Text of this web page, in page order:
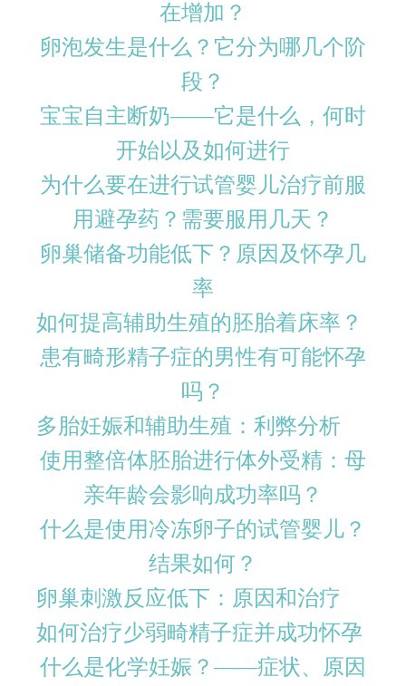
在增加？
卵泡发生是什么？它分为哪几个阶
段？
宝宝自主断奶——它是什么，何时
开始以及如何进行
为什么要在进行试管婴儿治疗前服
用避孕药？需要服用几天？
卵巢储备功能低下？原因及怀孕几
率
如何提高辅助生殖的胚胎着床率？
患有畸形精子症的男性有可能怀孕
吗？
多胎妊娠和辅助生殖：利弊分析
使用整倍体胚胎进行体外受精：母
亲年龄会影响成功率吗？
什么是使用冷冻卵子的试管婴儿？
结果如何？
卵巢刺激反应低下：原因和治疗
如何治疗少弱畸精子症并成功怀孕
什么是化学妊娠？——症状、原因